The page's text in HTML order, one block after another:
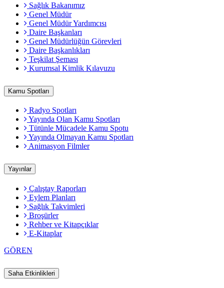
Sağlık Bakanımız
Genel Müdür
Genel Müdür Yardımcısı
Daire Başkanları
Genel Müdürlüğün Görevleri
Daire Başkanlıkları
Teşkilat Şeması
Kurumsal Kimlik Kılavuzu
Kamu Spotları
Radyo Spotları
Yayında Olan Kamu Spotları
Tütünle Mücadele Kamu Spotu
Yayında Olmayan Kamu Spotları
Animasyon Filmler
Yayınlar
Çalıştay Raporları
Eylem Planları
Sağlık Takvimleri
Broşürler
Rehber ve Kitapçıklar
E-Kitaplar
GÖREN
Saha Etkinlikleri